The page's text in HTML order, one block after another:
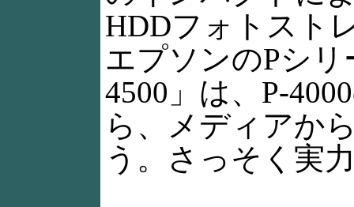
HDDフォトスト
エプソンのPシ
4500」は、P-
ら、メディアか
う。さっそく実